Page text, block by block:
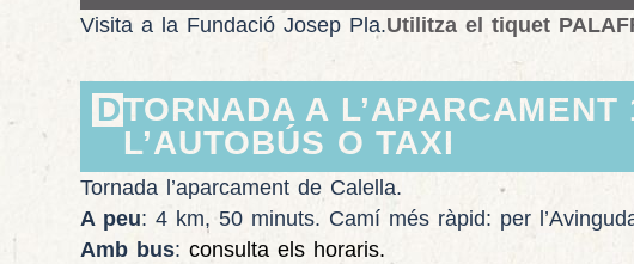
Visita a la Fundació Josep Pla.Utilitza el tiquet
DTORNADA A
L’AUTOBÚS O TAXI
Tornada l’aparcament de Calella.
A peu: 4 km, 50 minuts. Camí més ràpid: per
Amb bus:consulta els horaris.